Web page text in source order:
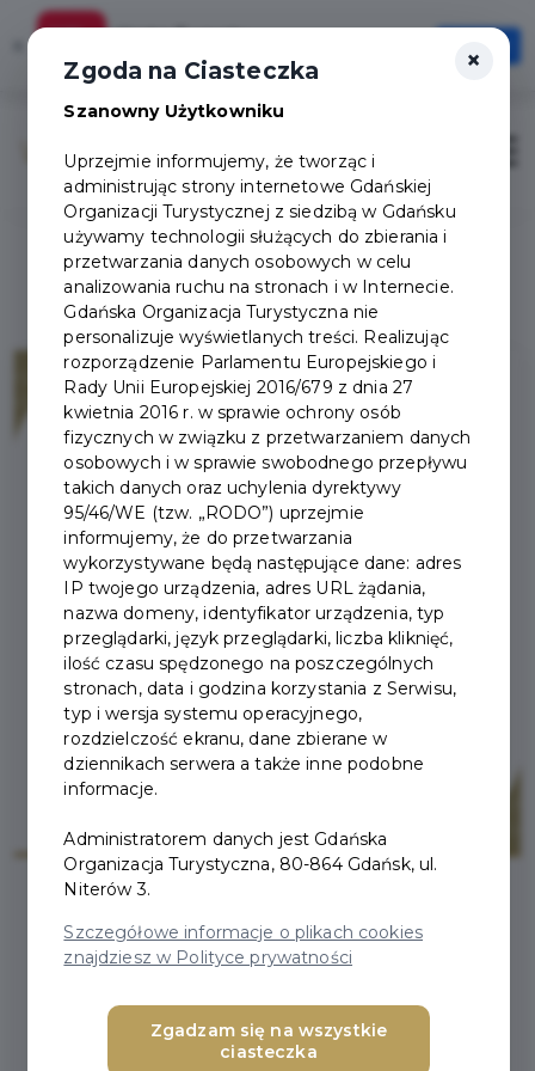
Szybciej, wygodniej, zawsze pod ręką
Otwórz
NIE TYLKO Z FRANCJI –
SERY W GDAŃSKU
Mimo swojej długiej historii ser, oprócz twarogu,
×
Zgoda na Ciasteczka
Szanowny Użytkowniku
Uprzejmie informujemy, że tworząc i
administrując strony internetowe Gdańskiej
Organizacji Turystycznej z siedzibą w Gdańsku
używamy technologii służących do zbierania i
przetwarzania danych osobowych w celu
analizowania ruchu na stronach i w Internecie.
Gdańska Organizacja Turystyczna nie
personalizuje wyświetlanych treści. Realizując
rozporządzenie Parlamentu Europejskiego i
Rady Unii Europejskiej 2016/679 z dnia 27
kwietnia 2016 r. w sprawie ochrony osób
fizycznych w związku z przetwarzaniem danych
osobowych i w sprawie swobodnego przepływu
takich danych oraz uchylenia dyrektywy
95/46/WE (tzw. „RODO”) uprzejmie
informujemy, że do przetwarzania
wykorzystywane będą następujące dane: adres
IP twojego urządzenia, adres URL żądania,
nazwa domeny, identyfikator urządzenia, typ
przeglądarki, język przeglądarki, liczba kliknięć,
ilość czasu spędzonego na poszczególnych
stronach, data i godzina korzystania z Serwisu,
typ i wersja systemu operacyjnego,
rozdzielczość ekranu, dane zbierane w
dziennikach serwera a także inne podobne
informacje.
Administratorem danych jest Gdańska
Organizacja Turystyczna, 80-864 Gdańsk, ul.
Niterów 3.
Szczegółowe informacje o plikach cookies
znajdziesz w Polityce prywatności
Zgadzam się na wszystkie
ciasteczka